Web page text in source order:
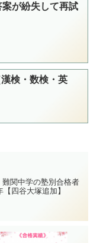
が紛失して再試
検・数検・英
関中学の塾別合格者
四谷大塚追加】